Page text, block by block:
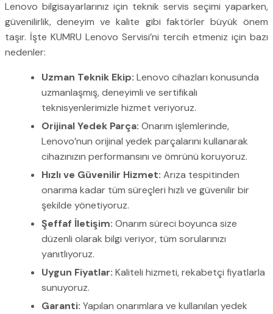
Lenovo bilgisayarlarınız için teknik servis seçimi yaparken,
güvenilirlik, deneyim ve kalite gibi faktörler büyük önem
taşır. İşte KUMRU Lenovo Servisi’ni tercih etmeniz için bazı
nedenler:
Uzman Teknik Ekip: Lenovo cihazları konusunda
uzmanlaşmış, deneyimli ve sertifikalı
teknisyenlerimizle hizmet veriyoruz.
Orijinal Yedek Parça: Onarım işlemlerinde,
Lenovo’nun orijinal yedek parçalarını kullanarak
cihazınızın performansını ve ömrünü koruyoruz.
Hızlı ve Güvenilir Hizmet: Arıza tespitinden
onarıma kadar tüm süreçleri hızlı ve güvenilir bir
şekilde yönetiyoruz.
Şeffaf İletişim: Onarım süreci boyunca size
düzenli olarak bilgi veriyor, tüm sorularınızı
yanıtlıyoruz.
Uygun Fiyatlar: Kaliteli hizmeti, rekabetçi fiyatlarla
sunuyoruz.
Garanti: Yapılan onarımlara ve kullanılan yedek